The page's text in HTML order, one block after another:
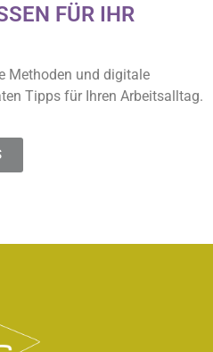
FÜR IHR
Methoden und digitale
Tipps für Ihren Arbeitsalltag.